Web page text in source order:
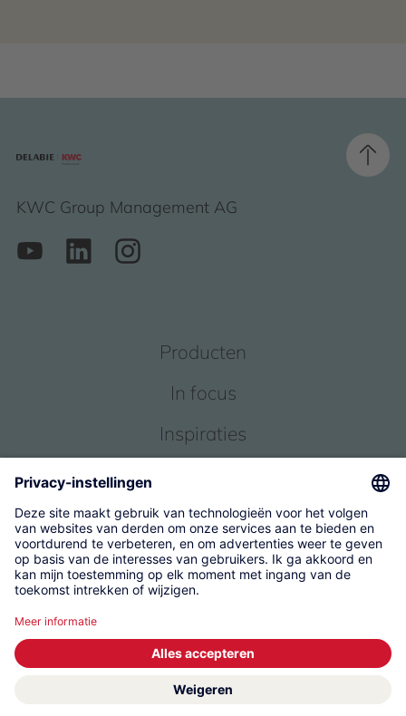
KWC Group Management AG
Producten
In focus
Inspiraties
Over ons
© 2026 KWC Group Management AG
Algemene Voorwaarden
Impressum
Gegevensbescherming